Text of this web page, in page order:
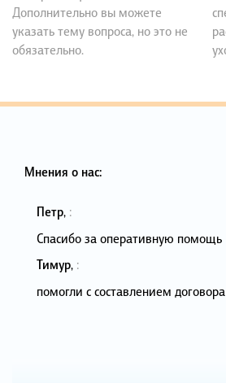
Дополнительно вы можете
указать тему вопроса, но это не
обязательно.
Мнения о нас:
Петр, :
Спасибо за оперативную помощь
Тимур, :
помогли с составлением договора